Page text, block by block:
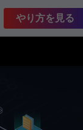
やり方を見る